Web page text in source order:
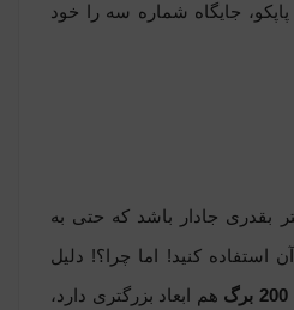
جایگاه شماره سه را خود
بقدری جادار باشد که حتی به
استفاده کنید! اما چرا؟! دلیل
هم ابعاد بزرگتری دارد،